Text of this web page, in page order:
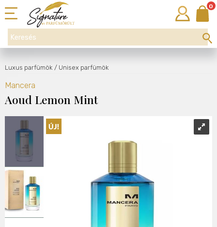
0
Luxus parfümök / Unisex parfümök
Mancera
Aoud Lemon Mint